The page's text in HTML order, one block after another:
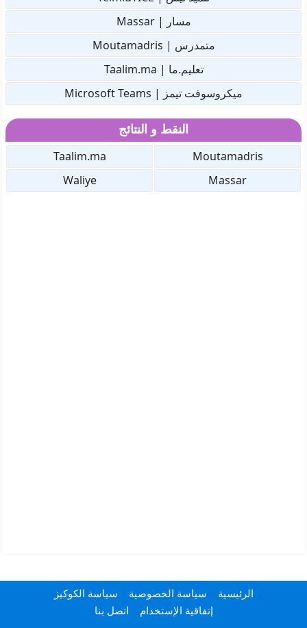
مسار | Massar
متمدرس | Moutamadris
تعليم.ما | Taalim.ma
ميكروسوفت تيمز | Microsoft Teams
النقط و النتائج
Moutamadris
Taalim.ma
Massar
Waliye
الرئيسية سياسة الخصوصية
سياسة الكوكيز
إتفاقية الإستخدام
اتصل بنا